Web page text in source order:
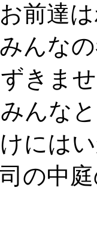
前達
んな
きま
んな
には
の中